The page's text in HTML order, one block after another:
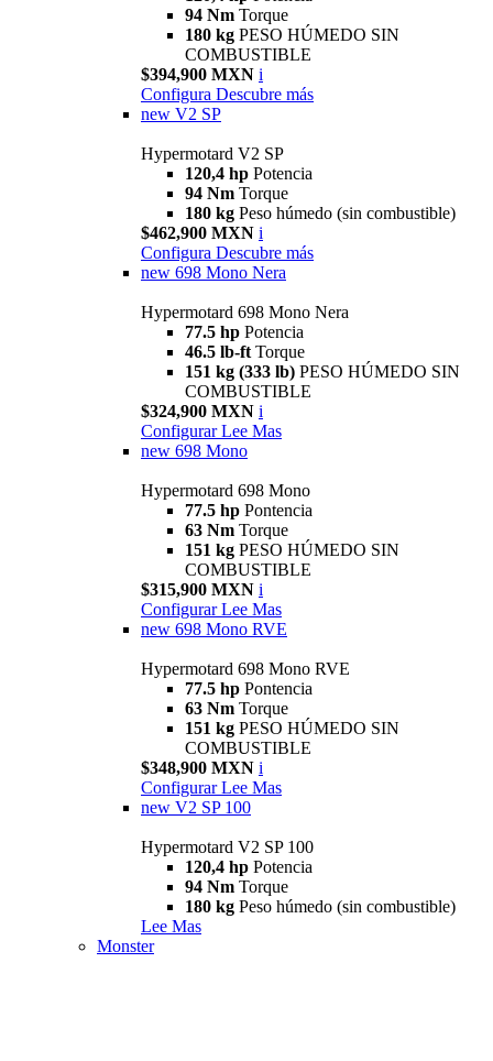
94 Nm Torque
180 kg PESO HÚMEDO SIN
COMBUSTIBLE
$394,900 MXN i
Configura Descubre más
new V2 SP
Hypermotard V2 SP
120,4 hp Potencia
94 Nm Torque
180 kg Peso húmedo (sin combustible)
$462,900 MXN i
Configura Descubre más
new 698 Mono Nera
Hypermotard 698 Mono Nera
77.5 hp Potencia
46.5 lb-ft Torque
151 kg (333 lb) PESO HÚMEDO SIN
COMBUSTIBLE
$324,900 MXN i
Configurar Lee Mas
new 698 Mono
Hypermotard 698 Mono
77.5 hp Pontencia
63 Nm Torque
151 kg PESO HÚMEDO SIN
COMBUSTIBLE
$315,900 MXN i
Configurar Lee Mas
new 698 Mono RVE
Hypermotard 698 Mono RVE
77.5 hp Pontencia
63 Nm Torque
151 kg PESO HÚMEDO SIN
COMBUSTIBLE
$348,900 MXN i
Configurar Lee Mas
new V2 SP 100
Hypermotard V2 SP 100
120,4 hp Potencia
94 Nm Torque
180 kg Peso húmedo (sin combustible)
Lee Mas
Monster